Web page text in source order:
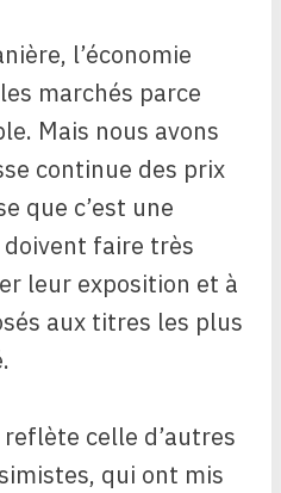
l’économie
marchés parce
Mais nous avons
continue des prix
que c’est une
doivent faire très
leur exposition et à
aux titres les plus
celle d’autres
qui ont mis